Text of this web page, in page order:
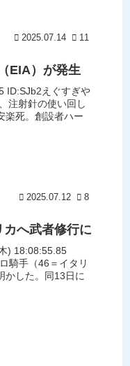
2025.07.14 11
EIA）が発生
ID:SJb2えぐすぎや
注射針の使い回し
楽死。創設者ハー
2025.07.12 8
カへ武者修行に
) 18:08:55.85
騎手（46＝イタリ
かした。同13日に